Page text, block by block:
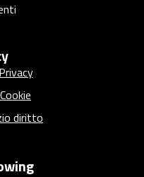
diritto